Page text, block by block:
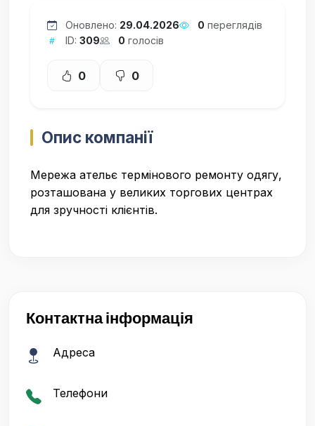
Оновлено: 29.04.2026 0 переглядів
ID: 309 0 голосів
0 0
Опис компанії
Мережа ательє термінового ремонту одягу,
розташована у великих торгових центрах
для зручності клієнтів.
Контактна інформація
Адреса
Телефони